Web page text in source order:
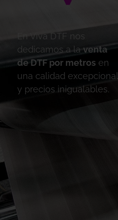
En Viva DTF nos
dedicamos a la venta
de DTF por metros en
una calidad excepcional
y precios inigualables.